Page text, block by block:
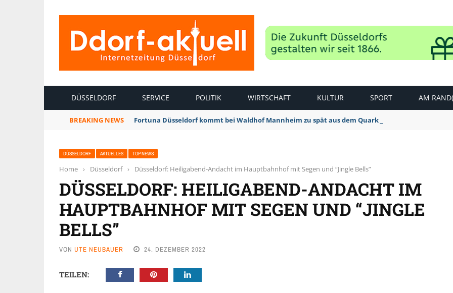
DÜSSELDORF SERVICE POLITIK WIRTSCHAFT KULTUR SPORT AM
BREAKING NEWS Fortuna Düsseldorf kommt bei Waldhof Mannheim zu spät aus dem Quark: 1:2 Niederlage
DÜSSELDORF AKTUELLES TOP NEWS
Home › Düsseldorf › Düsseldorf: Heiligabend-Andacht im Hauptbahnhof mit Segen und “Jingle Bells”
DÜSSELDORF: HEILIGABEND-ANDACHT IM
HAUPTBAHNHOF MIT SEGEN UND “JINGLE
BELLS”
VON UTE NEUBAUER 24. DEZEMBER 2022
TEILEN: